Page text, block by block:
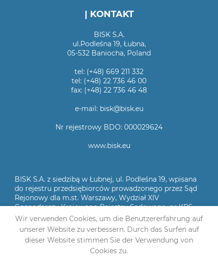
| KONTAKT
BISK S.A.
ul.Podleśna 19, Łubna,
05-532 Baniocha, Poland
tel: (+48) 669 211 332
tel: (+48) 22 736 46 00
fax: (+48) 22 736 46 48
e-mail: bisk@bisk.eu
Nr rejestrowy BDO: 000029624
www.bisk.eu
BISK S.A. z siedzibą w Łubnej, ul. Podleśna 19, wpisana
do rejestru przedsiębiorców prowadzonego przez Sąd
Rejonowy dla m.st. Warszawy, Wydział XIV
Gospodarczy Krajowego Rejestru Sądowego, nr KRS
0000041467, NIP 1230030809, kapitał zakładowy
2.000.000 zł wpłacony w całości
© 2021 BISK S.A.
Wir verwenden Cookies, um die Benutzererfahrung auf
unserer Website zu verbessern. Durch das Surfen auf
dieser Website stimmen Sie der Verwendung von
Cookies zu.